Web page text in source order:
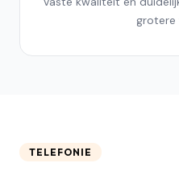
grotere
TELEFONIE